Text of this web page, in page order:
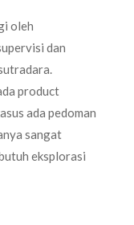
oleh
dan
product
ada pedoman
sangat
eksplorasi